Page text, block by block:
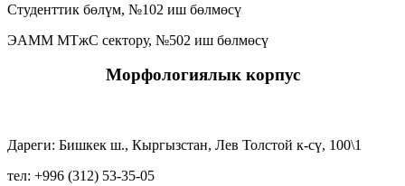
Студенттик бөлүм, №102 иш бөлмөсү
ЭАММ МТжС сектору, №502 иш бөлмөсү
Морфологиялык корпус
Дареги: Бишкек ш., Кыргызстан, Лев Толстой к-сү, 100\1
тел: +996 (312) 53-35-05